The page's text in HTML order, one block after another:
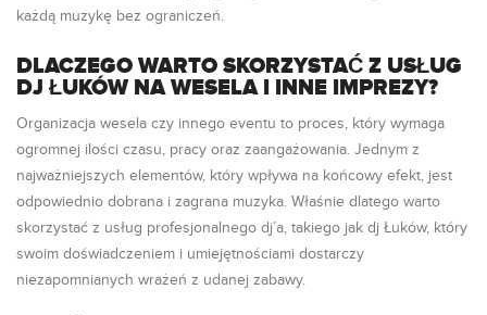
każdą muzykę bez ograniczeń.
DLACZEGO WARTO SKORZYSTAĆ Z USŁUG
DJ ŁUKÓW NA WESELA I INNE IMPREZY?
Organizacja wesela czy innego eventu to proces, który wymaga
ogromnej ilości czasu, pracy oraz zaangażowania. Jednym z
najważniejszych elementów, który wpływa na końcowy efekt, jest
odpowiednio dobrana i zagrana muzyka. Właśnie dlatego warto
skorzystać z usług profesjonalnego dj’a, takiego jak dj Łuków, który
swoim doświadczeniem i umiejętnościami dostarczy
niezapomnianych wrażeń z udanej zabawy.